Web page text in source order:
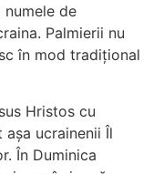
de
Palmierii nu
în mod tradițional
Hristos cu
ucrainenii Îl
În Duminica